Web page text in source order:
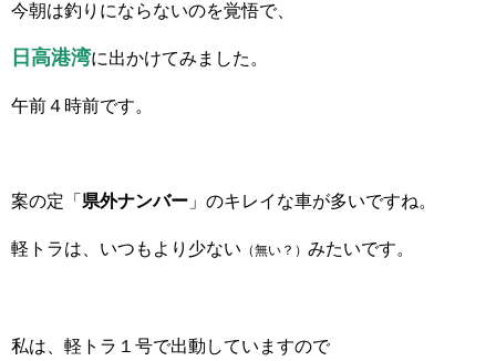
今朝は釣りにならないのを覚悟で、
日高港湾に出かけてみました。
午前４時前です。
案の定「 県外ナンバー 」のキレイな車が多いですね。
軽トラは、いつもより少ない （無い？） みたいです。
私は、軽トラ１号で出動していますので